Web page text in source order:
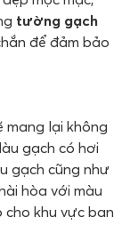
tường gạch
để đảm bảo
mang lại không
gạch có hơi
gạch cũng như
hòa với màu
cho khu vực ban